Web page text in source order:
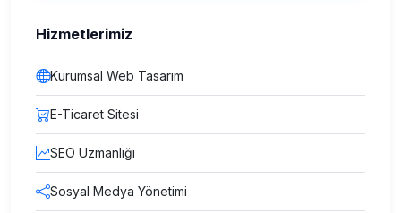
Hizmetlerimiz
Kurumsal Web Tasarım
E-Ticaret Sitesi
SEO Uzmanlığı
Sosyal Medya Yönetimi